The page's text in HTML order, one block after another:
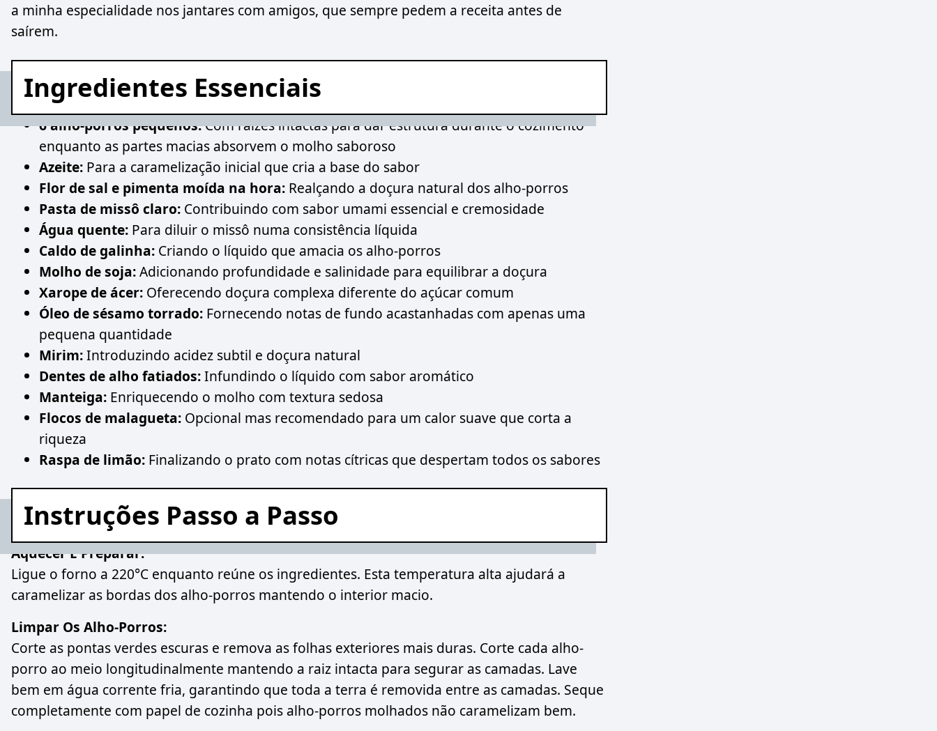
a minha especialidade nos jantares com amigos, que sempre pedem a receita antes de
saírem.
Ingredientes Essenciais
6 alho-porros pequenos:Com raízes intactas para dar estrutura durante o cozimento
enquanto as partes macias absorvem o molho saboroso
Azeite: Para a caramelização inicial que cria a base do sabor
Flor de sal e pimenta moída na hora: Realçando a doçura natural dos alho-porros
Pasta de missô claro: Contribuindo com sabor umami essencial e cremosidade
Água quente: Para diluir o missô numa consistência líquida
Caldo de galinha: Criando o líquido que amacia os alho-porros
Molho de soja:Adicionando profundidade e salinidade para equilibrar a doçura
Xarope de ácer: Oferecendo doçura complexa diferente do açúcar comum
Óleo de sésamo torrado: Fornecendo notas de fundo acastanhadas com apenas uma
pequena quantidade
Mirim:Introduzindo acidez subtil e doçura natural
Dentes de alho fatiados:Infundindo o líquido com sabor aromático
Manteiga: Enriquecendo o molho com textura sedosa
Flocos de malagueta: Opcional mas recomendado para um calor suave que corta a
riqueza
Raspa de limão: Finalizando o prato com notas cítricas que despertam todos os sabores
Instruções Passo a Passo
Aquecer E Preparar:
Ligue o forno a 220°C enquanto reúne os ingredientes. Esta temperatura alta ajudará a
caramelizar as bordas dos alho-porros mantendo o interior macio.
Limpar Os Alho-Porros:
Corte as pontas verdes escuras e remova as folhas exteriores mais duras. Corte cada alho-
porro ao meio longitudinalmente mantendo a raiz intacta para segurar as camadas. Lave
bem em água corrente fria, garantindo que toda a terra é removida entre as camadas. Seque
completamente com papel de cozinha pois alho-porros molhados não caramelizam bem.